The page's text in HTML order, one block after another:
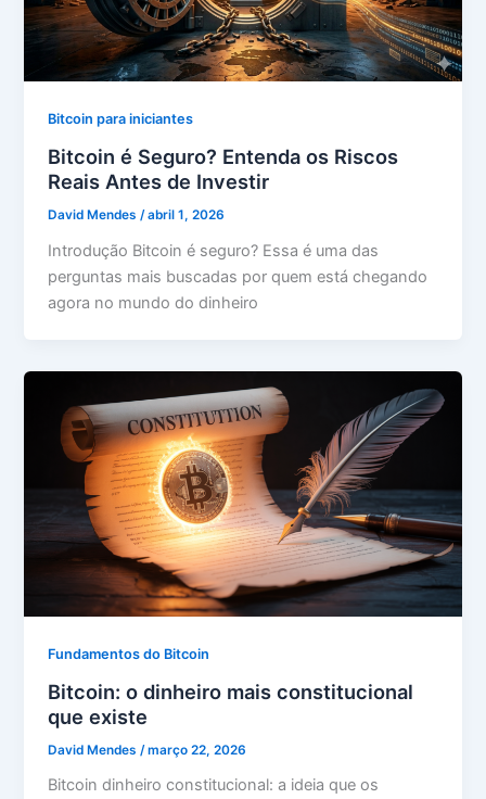
Bitcoin para iniciantes
Bitcoin é Seguro? Entenda os Riscos
Reais Antes de Investir
David Mendes/abril 1, 2026
Introdução Bitcoin é seguro? Essa é uma das
perguntas mais buscadas por quem está chegando
agora no mundo do dinheiro
Fundamentos do Bitcoin
Bitcoin: o dinheiro mais constitucional
que existe
David Mendes /março 22, 2026
Bitcoin dinheiro constitucional: a ideia que os